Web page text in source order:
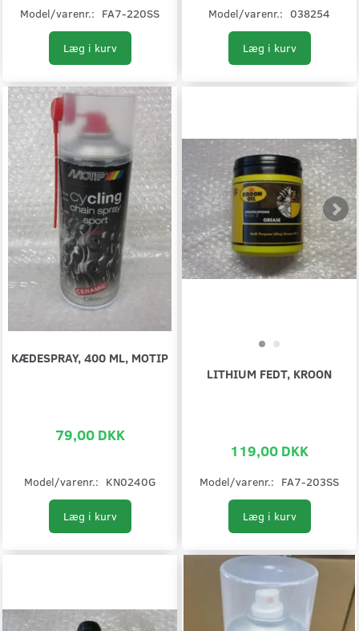
Model/varenr.: FA7-220SS
Læg i kurv
Model/varenr.: 038254
Læg i kurv
KÆDESPRAY, 400 ML, MOTIP
79,00 DKK
Model/varenr.: KN0240G
Læg i kurv
LITHIUM FEDT, KROON
119,00 DKK
Model/varenr.: FA7-203SS
Læg i kurv